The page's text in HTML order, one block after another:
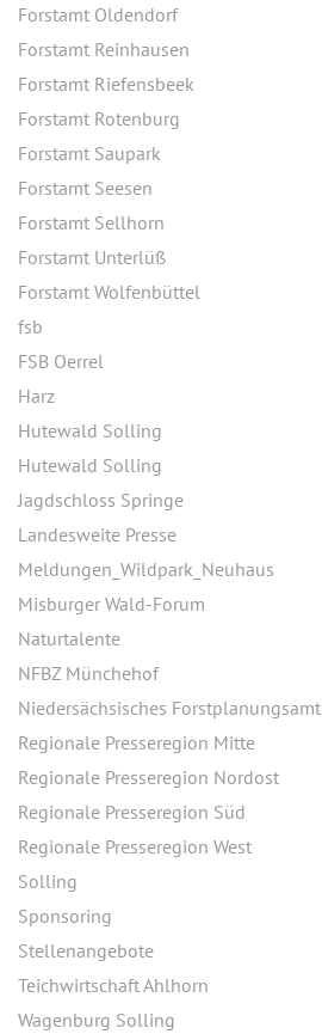
Forstamt Oldendorf
Forstamt Reinhausen
Forstamt Riefensbeek
Forstamt Rotenburg
Forstamt Saupark
Forstamt Seesen
Forstamt Sellhorn
Forstamt Unterlüß
Forstamt Wolfenbüttel
fsb
FSB Oerrel
Harz
Hutewald Solling
Hutewald Solling
Jagdschloss Springe
Landesweite Presse
Meldungen_Wildpark_Neuhaus
Misburger Wald-Forum
Naturtalente
NFBZ Münchehof
Niedersächsisches Forstplanungsamt
Regionale Presseregion Mitte
Regionale Presseregion Nordost
Regionale Presseregion Süd
Regionale Presseregion West
Solling
Sponsoring
Stellenangebote
Teichwirtschaft Ahlhorn
Wagenburg Solling